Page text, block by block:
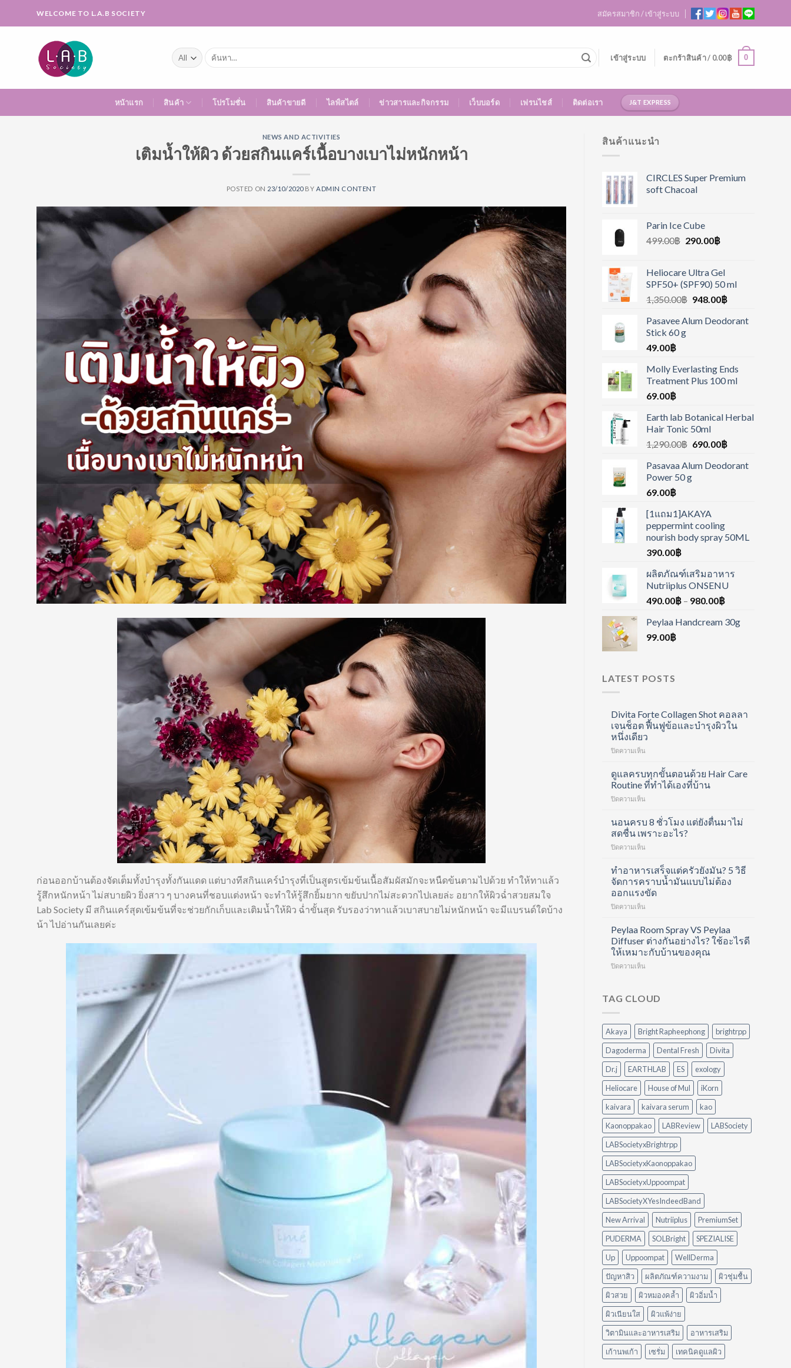
WELCOME TO L.A.B SOCIETY สมัครสมาชิก / เข้าสู่ระบบ
ค้นหา:
เข้าสู่ระบบ ตะกร้าสินค้า / 0.00฿ 0
หน้าแรก สินค้า โปรโมชั่น สินค้าขายดี ไลฟ์สไตล์ ข่าวสารและกิจกรรม เว็บบอร์ด เฟรนไชส์ ติดต่อเรา J&T EXPRESS
NEWS AND ACTIVITIES
เติมน้ำให้ผิว ด้วยสกินแคร์เนื้อบางเบาไม่หนักหน้า
POSTED ON 23/10/2020BY ADMIN CONTENT
ก่อนออกบ้านต้องจัดเต็มทั้งบำรุงทั้งกันแดด แต่บางทีสกินแคร์บำรุงที่เป็นสูตรเข้มข้นเนื้อสัมผัสมักจะหนืดข้นตามไปด้วย ทำให้ทาแล้ว
รู้สึกหนักหน้า ไม่สบายผิว ยิ่งสาว ๆ บางคนที่ชอบแต่งหน้า จะทำให้รู้สึกยิ้มยาก ขยับปากไม่สะดวกไปเลยล่ะ อยากให้ผิวฉ่ำสวยสมใจ
Lab Society มี สกินแคร์สุดเข้มข้นที่จะช่วยกักเก็บและเติมน้ำให้ผิว ฉ่ำขั้นสุด รับรองว่าทาแล้วเบาสบายไม่หนักหน้า จะมีแบรนด์ใดบ้าง
น้า ไปอ่านกันเลยค่ะ
สินค้าแนะนำ
CIRCLES Super Premium
soft Chacoal
Parin Ice Cube
499.00฿ 290.00฿
Heliocare Ultra Gel
SPF50+ (SPF90) 50 ml
1,350.00฿ 948.00฿
Pasavee Alum Deodorant
Stick 60 g
49.00฿
Molly Everlasting Ends
Treatment Plus 100 ml
69.00฿
Earth lab Botanical Herbal
Hair Tonic 50ml
1,290.00฿ 690.00฿
Pasavaa Alum Deodorant
Power 50 g
69.00฿
[1แถม1]AKAYA
peppermint cooling
nourish body spray 50ML
390.00฿
ผลิตภัณฑ์เสริมอาหาร
Nutriiplus ONSENU
490.00฿ – 980.00฿
Peylaa Handcream 30g
99.00฿
LATEST POSTS
Divita Forte Collagen Shot คอลลา
เจนช็อต ฟื้นฟูข้อและบำรุงผิวใน
หนึ่งเดียว
ปิดความเห็น
Collagen
Shot
คอ
ลา
เจน
ฟื้นฟู
และ
บำรุง
ผิว
หนึ่ง
ดูแลครบทุกขั้นตอนด้วย Hair Care
Routine ที่ทำได้เองที่บ้าน
ปิดความเห็น
ครบ
ขั้น
ตอน
Hair
Care
Routine
ที่
ทำได้
ที่
บ้าน
นอนครบ 8 ชั่วโมง แต่ยังตื่นมาไม่
สดชื่น เพราะอะไร?
ปิดความเห็น
ชั่วโมง
แต่
ยัง
ไม่
สดชื่น
เพราะ
อะไร?
ทำอาหารเสร็จแต่ครัวยังมัน? 5 วิธี
จัดการคราบน้ำมันแบบไม่ต้อง
ออกแรงขัด
ปิดความเห็น
เสร็จ
แต่
ครัว
ยัง
วิธี
น้ำมัน
แบบ
ไม่
ต้อง
ออกแรง
ขัด
Peylaa Room Spray VS Peylaa
Diffuser ต่างกันอย่างไร? ใช้อะไรดี
ให้เหมาะกับบ้านของคุณ
ปิดความเห็น
Spray
Diffuser
ต่าง
กัน
อย่างไร?
ใช้
อะไร
ดี
ให้
เหมาะ
กับ
บ้าน
ของ
คุณ
TAG CLOUD
Akaya Bright Rapheephong
brightrpp
Dagoderma
Dental Fresh
Divita
Dr.j
EARTHLAB ES
exology
Heliocare
House of Mul
iKorn
kaivara
kaivara serum
kao
Kaonoppakao
LABReview
LABSociety
LABSocietyxBrightrpp
LABSocietyxKaonoppakao
LABSocietyxUppoompat
LABSocietyXYesIndeedBand
New Arrival
Nutriiplus
PremiumSet
PUDERMA
SOLBright
SPEZIALISE
Up
Uppoompat
WellDerma
ปัญหาสิว
ผลิตภัณฑ์ความงาม
ผิวชุ่มชื้น
ผิวสวย
ผิวหมองคล้ำ
ผิวอิ่มน้ำ
ผิวเนียนใส
ผิวแพ้ง่าย
วิตามินและอาหารเสริม
อาหารเสริม
เก้านพเก้า
เซรั่ม เทคนิคดูแลผิว